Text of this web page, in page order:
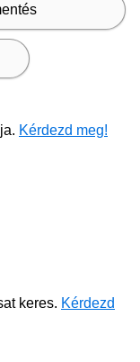
Kérdezd meg!
keres. Kérdezd